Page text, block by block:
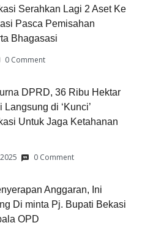
Serahkan Lagi 2 Aset Ke
Pasca Pemisahan
Bhagasasi
0 Comment
DPRD, 36 Ribu Hektar
Langsung di ‘Kunci’
Untuk Jaga Ketahanan
0 Comment
Anggaran, Ini
Di minta Pj. Bupati Bekasi
OPD